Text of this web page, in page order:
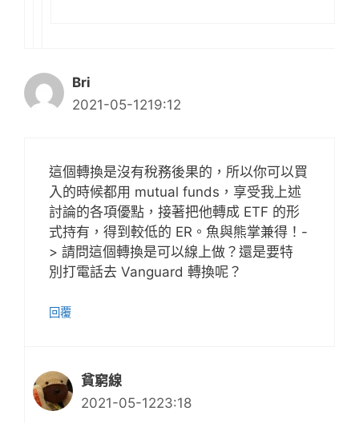
Bri
2021-05-1219:12
這個轉換是沒有稅務後果的，所以你可以買
入的時候都用 mutual funds，享受我上述
討論的各項優點，接著把他轉成 ETF 的形
式持有，得到較低的 ER。魚與熊掌兼得！-
> 請問這個轉換是可以線上做？還是要特
別打電話去 Vanguard 轉換呢？
回覆
貧窮線
2021-05-1223:18